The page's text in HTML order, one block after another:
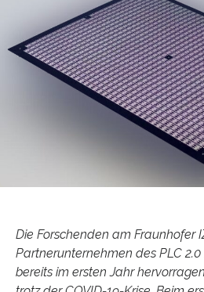
Die Forschenden am Fraunhofer
Partnerunternehmen des PLC
bereits im ersten Jahr